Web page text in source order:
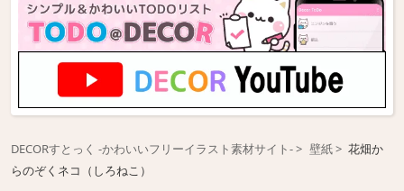
DECORすとっく -かわいいフリーイラスト素材サイト- 壁紙
花畑か
らのぞくネコ（しろねこ）